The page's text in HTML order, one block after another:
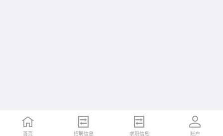
首页 招聘信息 求职信息 账户